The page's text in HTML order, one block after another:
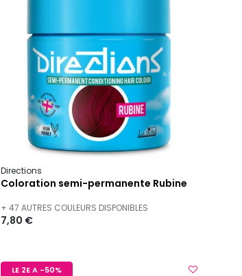
Directions
Coloration semi-permanente Rubine
+ 47 AUTRES COULEURS DISPONIBLES
7,80 €
LE 2E A -50%